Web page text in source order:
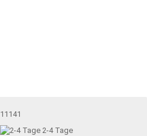
11141
2-4 Tage